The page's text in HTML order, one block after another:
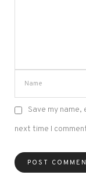
Save my
next time I